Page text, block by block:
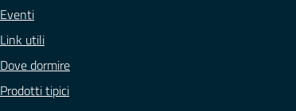
Eventi
Link utili
Dove dormire
Prodotti tipici